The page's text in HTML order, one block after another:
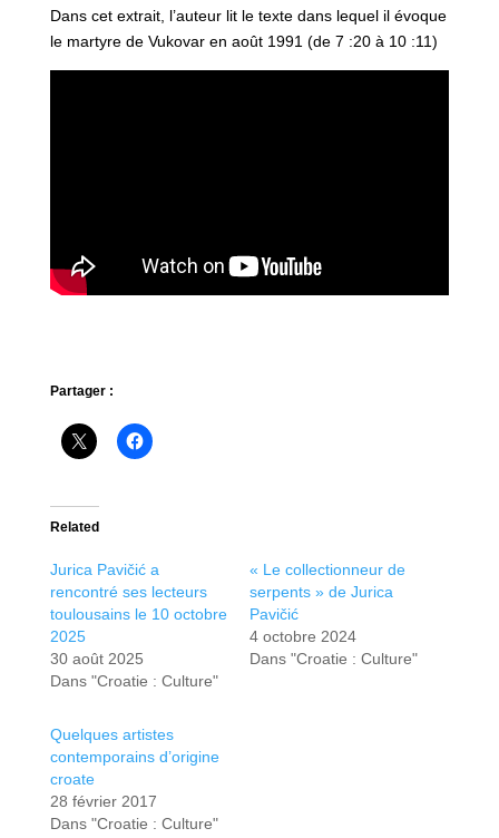
Dans cet extrait, l’auteur lit le texte dans lequel il évoque
le martyre de Vukovar en août 1991 (de 7 :20 à 10 :11)
Partager :
Related
Jurica Pavičić a
rencontré ses lecteurs
toulousains le 10 octobre
2025
30 août 2025
Dans "Croatie : Culture"
« Le collectionneur de
serpents » de Jurica
Pavičić
4 octobre 2024
Dans "Croatie : Culture"
Quelques artistes
contemporains d’origine
croate
28 février 2017
Dans "Croatie : Culture"